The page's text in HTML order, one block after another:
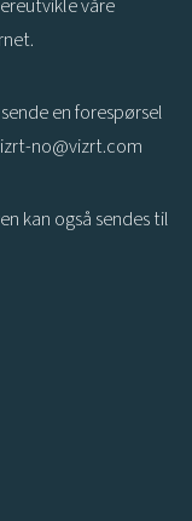
våre
en forespørsel
no@vizrt.com
kan også sendes til